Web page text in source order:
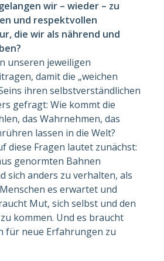
wir – wieder – zu
und respektvollen
die wir als nährend und
unseren jeweiligen
damit die „weichen
ihren selbstverständlichen
gefragt: Wie kommt die
das Wahrnehmen, das
lassen in die Welt?
diese Fragen lautet zunächst:
genormten Bahnen
sich anders zu verhalten, als
es erwartet und
Mut, sich selbst und den
kommen. Und es braucht
für neue Erfahrungen zu